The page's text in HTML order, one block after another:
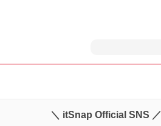
＼ itSnap Official SNS ／